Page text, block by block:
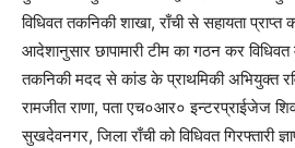
विधिवत तकनिकी शाखा, राँची से सहायता प्राप्त
आदेशानुसार छापामारी टीम का गठन कर विधिवत
तकनिकी मदद से कांड के प्राथमिकी अभियुक्त
रामजीत राणा, पता एच०आर० इन्टरप्राईजेज शिव
सुखदेवनगर, जिला राँची को विधिवत गिरफ्तारी